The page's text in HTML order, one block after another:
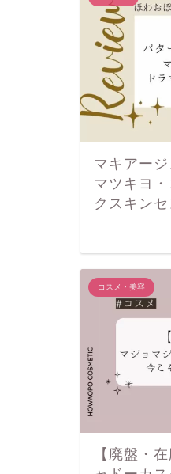
マキアー
マツキヨ
クスキン
コスメ・美容
【廃盤・